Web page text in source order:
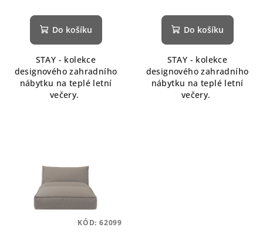
Do košíku
STAY - kolekce
designového zahradního
nábytku na teplé letní
večery.
hodnocení
produktu
z
5
hvězdiček.
Do košíku
STAY - kolekce
designového zahradního
nábytku na teplé letní
večery.
KÓD: 62099